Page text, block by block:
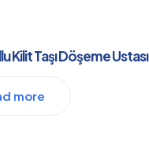
Kilit Taşı Döşeme Ustası
more